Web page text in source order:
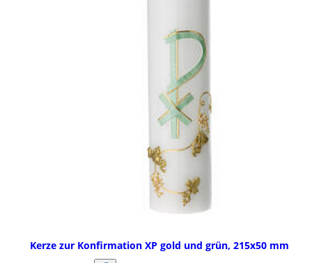
Kerze zur Konfirmation XP gold und grün, 215x50 mm